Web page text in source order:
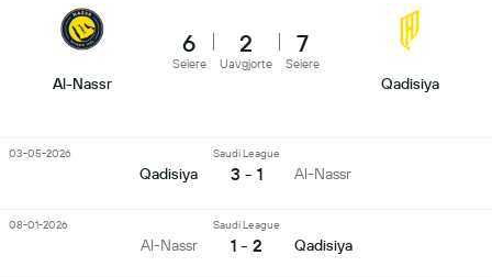
Al-Nassr
6
Seiere
2
Uavgjorte
7
Seiere
Qadisiya
Qadisiya
Saudi League
3 - 1 Al-Nassr
03-05-2026
Al-Nassr
Saudi League
1 - 2 Qadisiya
08-01-2026